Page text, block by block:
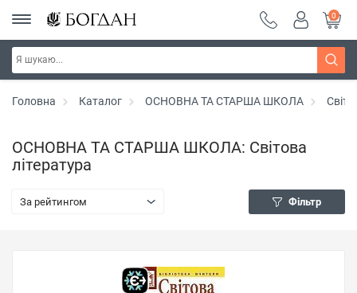
0
Головна Каталог ОСНОВНА ТА СТАРША ШКОЛА
ОСНОВНА ТА СТАРША ШКОЛА: Світова
література
За рейтингом Фільтр